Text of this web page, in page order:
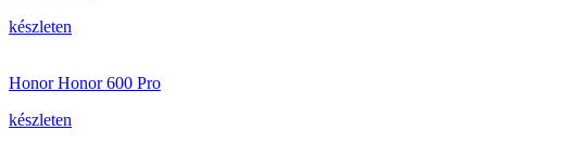
készleten
Honor Honor 600 Pro
készleten